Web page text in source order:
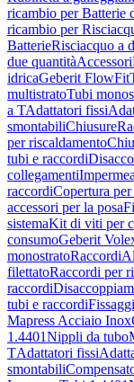
ricambio per Batterie
ricambio per
BatterieRisciacquo a
due quantitàAccessori
idricaGeberit FlowFit
multistratoTubi
a TAdattatori fissi
smontabiliChiusure
per riscaldamento
tubi e raccordi
collegamenti
raccordiCopertura
accessori per la posa
sistemaKit di viti per
consumoGeberit
monostratoRaccordi
filettatoRaccordi per
raccordi
tubi e raccordi
Mapress Acciaio Inox
1.4401Nippli da tubo
TAdattatori fissi
smontabili